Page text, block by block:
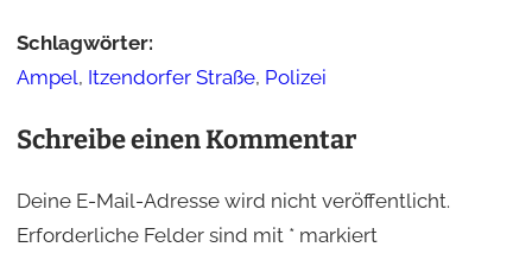
Schlagwörter:
Ampel, Itzendorfer Straße, Polizei
Schreibe einen Kommentar
Deine E-Mail-Adresse wird nicht veröffentlicht.
Erforderliche Felder sind mit *markiert